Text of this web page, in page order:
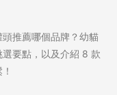
頭推薦哪個品牌？ 幼貓
選要點，以及介紹 8 款